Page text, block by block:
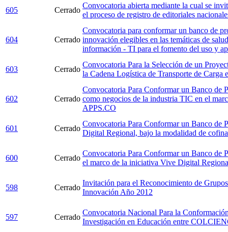
605 Cerrado
Convocatoria abierta mediante la cual se
el proceso de registro de editoriales
604 Cerrado
Convocatoria para conformar un banco de
innovación elegibles en las temáticas de
información - TI para el fomento del uso y
603 Cerrado
Convocatoria Para la Selección de un
la Cadena Logística de Transporte de Carga
602 Cerrado
Convocatoria Para Conformar un Banco de
como negocios de la industria TIC en el
APPS.CO
601 Cerrado
Convocatoria Para Conformar un Banco de
Digital Regional, bajo la modalidad de
600 Cerrado
Convocatoria Para Conformar un Banco de
el marco de la iniciativa Vive Digital
598 Cerrado
Invitación para el Reconocimiento de
Innovación Año 2012
597 Cerrado
Convocatoria Nacional Para la
Investigación en Educación entre